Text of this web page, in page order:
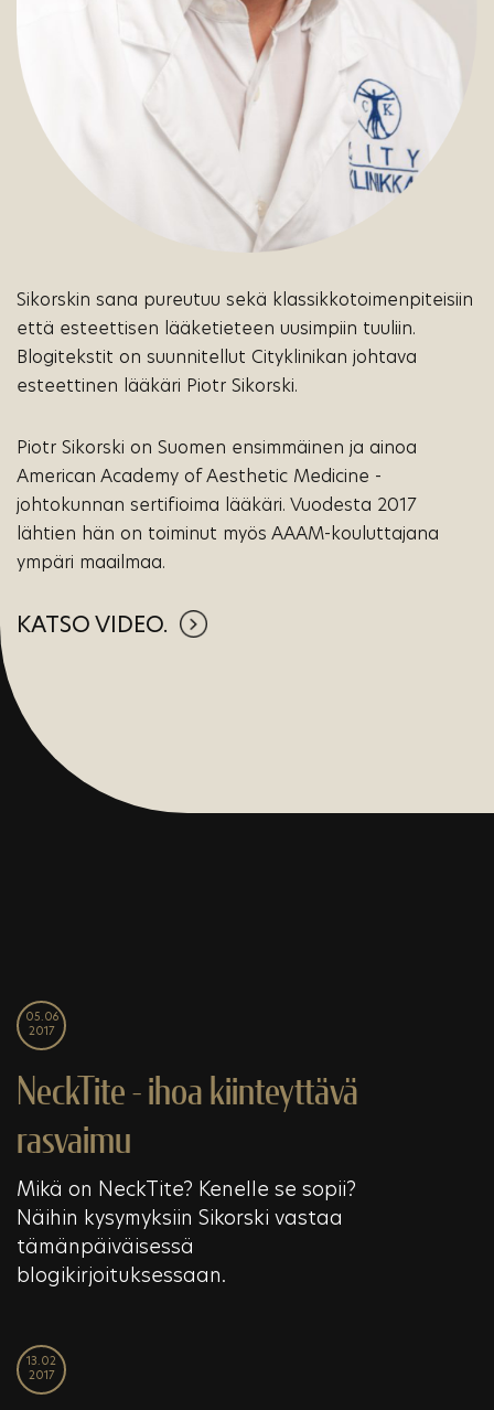
Sikorskin sana pureutuu sekä klassikkotoimenpiteisiin
että esteettisen lääketieteen uusimpiin tuuliin.
Blogitekstit on suunnitellut Cityklinikan johtava
esteettinen lääkäri Piotr Sikorski.
Piotr Sikorski on Suomen ensimmäinen ja ainoa
American Academy of Aesthetic Medicine -
johtokunnan sertifioima lääkäri. Vuodesta 2017
lähtien hän on toiminut myös AAAM-kouluttajana
ympäri maailmaa.
KATSO VIDEO.
05.06
2017
NeckTite - ihoa kiinteyttävä
rasvaimu
Mikä on NeckTite? Kenelle se sopii?
Näihin kysymyksiin Sikorski vastaa
tämänpäiväisessä
blogikirjoituksessaan.
13.02
2017